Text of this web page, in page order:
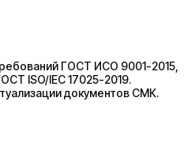
ГОСТ ИСО 9001-2015,
ISO/IEC 17025-2019.
документов СМК.